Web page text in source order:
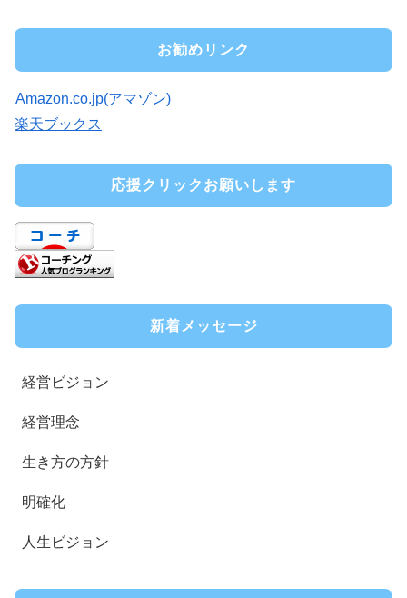
お勧めリンク
Amazon.co.jp(アマゾン)
楽天ブックス
応援クリックお願いします
新着メッセージ
経営ビジョン
経営理念
生き方の方針
明確化
人生ビジョン